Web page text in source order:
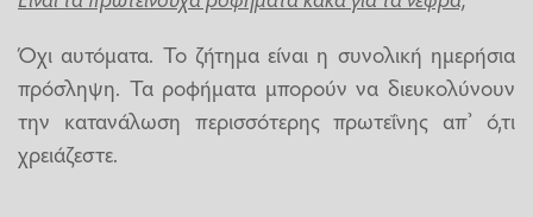
Όχι αυτόματα. Το ζήτημα είναι η συνολική ημερήσια
πρόσληψη. Τα ροφήματα μπορούν να διευκολύνουν
την κατανάλωση περισσότερης πρωτεΐνης απ’ ό,τι
χρειάζεστε.